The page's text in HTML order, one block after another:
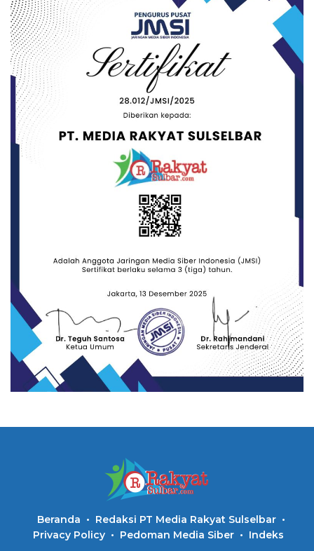
Beranda
Redaksi PT Media Rakyat Sulselbar
Privacy Policy
Pedoman Media Siber Indeks